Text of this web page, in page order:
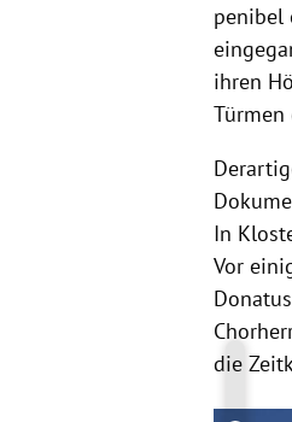
penibel
ihren
In
Vor
die